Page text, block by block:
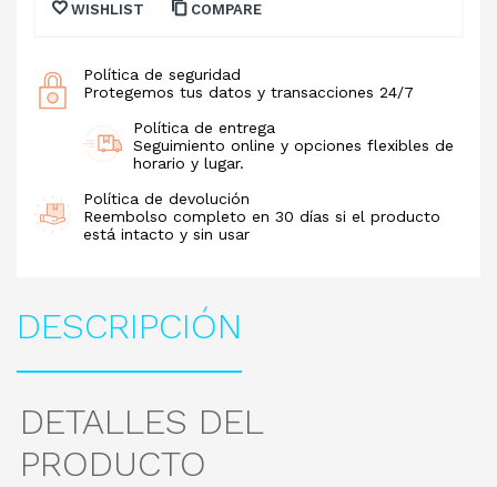
WISHLIST COMPARE
Política de seguridad
Protegemos tus datos y transacciones 24/7
Política de entrega
Seguimiento online y opciones flexibles de
horario y lugar.
Política de devolución
Reembolso completo en 30 días si el producto
está intacto y sin usar
DESCRIPCIÓN
DETALLES DEL
PRODUCTO